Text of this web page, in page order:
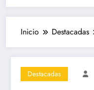
Inicio Destacadas
Destacadas